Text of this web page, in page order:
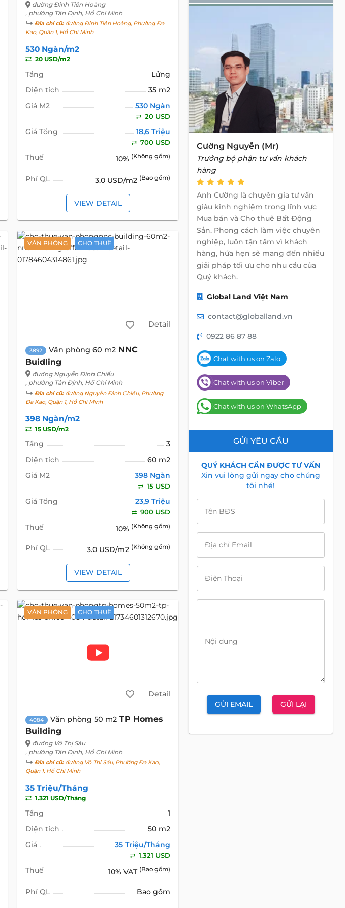
đường Đinh Tiên Hoàng
, phường Tân Định, Hồ Chí Minh
Địa chỉ cũ:đường Đinh Tiên Hoàng, Phường Đa
Kao, Quận 1, Hồ Chí Minh
530 Ngàn/m2
20 USD/m2
Tầng
Lửng
Diện tích
35 m2
Giá M2
530 Ngàn
20 USD
Giá Tổng 18,6 Triệu
700 USD
Thuế 10% (Không gồm)
Phí QL 3.0 USD/m2 (Bao gồm)
VIEW DETAIL
VĂN PHÒNG CHO THUÊ
Detail
3892 Văn phòng 60 m2 NNC
Buidling
đường Nguyễn Đình Chiểu
, phường Tân Định, Hồ Chí Minh
Địa chỉ cũ:đường Nguyễn Đình Chiểu, Phường
Đa Kao, Quận 1, Hồ Chí Minh
398 Ngàn/m2
15 USD/m2
Tầng
3
Diện tích
60 m2
Giá M2
398 Ngàn
15 USD
Giá Tổng 23,9 Triệu
900 USD
Thuế 10% (Không gồm)
Phí QL 3.0 USD/m2 (Không gồm)
VIEW DETAIL
VĂN PHÒNG CHO THUÊ
Detail
4084 Văn phòng 50 m2 TP Homes
Building
đường Võ Thị Sáu
, phường Tân Định, Hồ Chí Minh
Địa chỉ cũ:đường Võ Thị Sáu, Phường Đa Kao,
Quận 1, Hồ Chí Minh
35 Triệu/Tháng
1.321 USD/Tháng
Tầng
1
Diện tích
50 m2
Giá
35 Triệu/Tháng
1.321 USD
Thuế 10% VAT (Bao gồm)
Phí QL Bao gồm
Cường Nguyễn (Mr)
Trưởng bộ phận tư vấn khách
hàng
Anh Cường là chuyên gia tư vấn
giàu kinh nghiệm trong lĩnh vực
Mua bán và Cho thuê Bất Động
Sản. Phong cách làm việc chuyên
nghiệp, luôn tận tâm vì khách
hàng, hứa hẹn sẽ mang đến nhiều
giải pháp tối ưu cho nhu cầu của
Quý khách.
Global Land Việt Nam
contact@globalland.vn
0922 86 87 88
Chat with us on Zalo
Chat with us on Viber
Chat with us on WhatsApp
GỬI YÊU CẦU
QUÝ KHÁCH CẦN ĐƯỢC TƯ VẤN
Xin vui lòng gửi ngay cho chúng
tôi nhé!
Tên BĐS
Địa chỉ Email
Điện Thoại
Nội dung
GỬI EMAIL GỬI LẠI